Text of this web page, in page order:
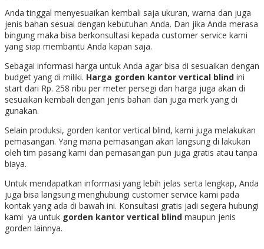
Anda tinggal menyesuaikan kembali saja ukuran, warna dan juga
jenis bahan sesuai dengan kebutuhan Anda. Dan jika Anda merasa
bingung maka bisa berkonsultasi kepada customer service kami
yang siap membantu Anda kapan saja.
Sebagai informasi harga untuk Anda agar bisa di sesuaikan dengan
budget yang di miliki. Harga gorden kantor vertical blind ini
start dari Rp. 258 ribu per meter persegi dan harga juga akan di
sesuaikan kembali dengan jenis bahan dan juga merk yang di
gunakan.
Selain produksi, gorden kantor vertical blind, kami juga melakukan
pemasangan. Yang mana pemasangan akan langsung di lakukan
oleh tim pasang kami dan pemasangan pun juga gratis atau tanpa
biaya.
Untuk mendapatkan informasi yang lebih jelas serta lengkap, Anda
juga bisa langsung menghubungi customer service kami pada
kontak yang ada di bawah ini. Konsultasi gratis jadi segera hubungi
kami ya untuk gorden kantor vertical blind maupun jenis
gorden lainnya.